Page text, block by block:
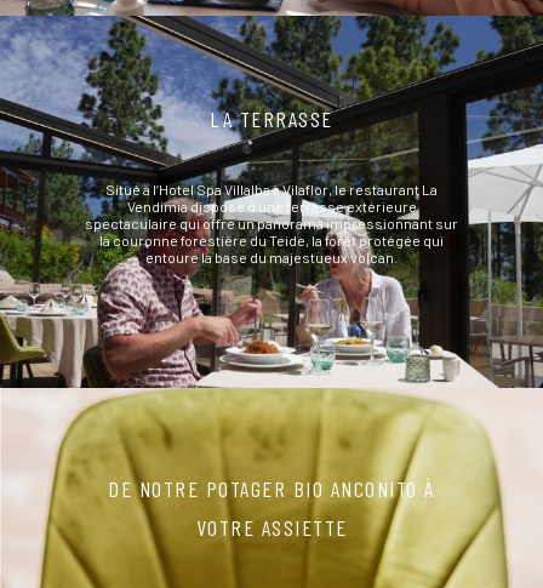
LA TERRASSE
Situé à l’Hotel Spa Villalba à Vilaflor, le restaurant La
Vendimia dispose d’une terrasse extérieure
spectaculaire qui offre un panorama impressionnant sur
la couronne forestière du Teide, la forêt protégée qui
entoure la base du majestueux volcan.
DE NOTRE POTAGER BIO ANCONITO À
VOTRE ASSIETTE